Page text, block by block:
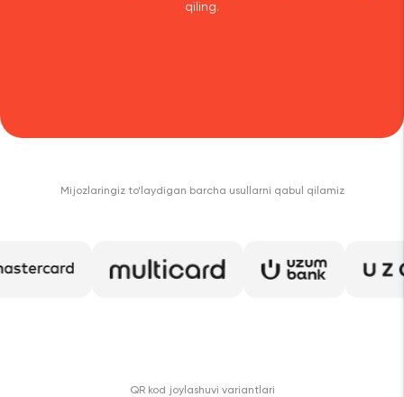
qiling.
Mijozlaringiz to‘laydigan barcha usullarni qabul qilamiz
QR kod joylashuvi variantlari